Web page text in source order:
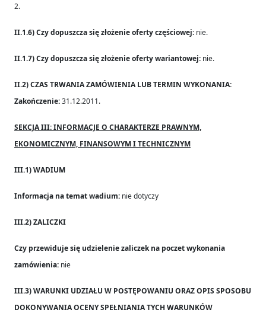
2.
II.1.6) Czy dopuszcza się złożenie oferty częściowej: nie.
II.1.7) Czy dopuszcza się złożenie oferty wariantowej: nie.
II.2) CZAS TRWANIA ZAMÓWIENIA LUB TERMIN WYKONANIA:
Zakończenie:31.12.2011.
SEKCJA III: INFORMACJE O CHARAKTERZE PRAWNYM,
EKONOMICZNYM, FINANSOWYM I TECHNICZNYM
III.1) WADIUM
Informacja na temat wadium: nie dotyczy
III.2) ZALICZKI
Czy przewiduje się udzielenie zaliczek na poczet wykonania
zamówienia: nie
III.3) WARUNKI UDZIAŁU W POSTĘPOWANIU ORAZ OPIS SPOSOBU
DOKONYWANIA OCENY SPEŁNIANIA TYCH WARUNKÓW